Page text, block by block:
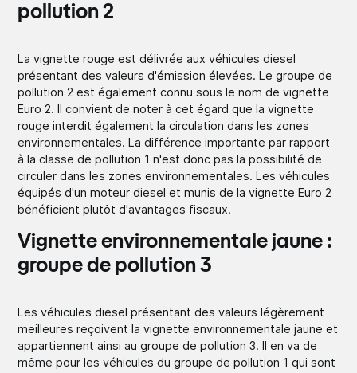
pollution 2
La vignette rouge est délivrée aux véhicules diesel
présentant des valeurs d'émission élevées. Le groupe de
pollution 2 est également connu sous le nom de vignette
Euro 2. Il convient de noter à cet égard que la vignette
rouge interdit également la circulation dans les zones
environnementales. La différence importante par rapport
à la classe de pollution 1 n'est donc pas la possibilité de
circuler dans les zones environnementales. Les véhicules
équipés d'un moteur diesel et munis de la vignette Euro 2
bénéficient plutôt d'avantages fiscaux.
Vignette environnementale jaune :
groupe de pollution 3
Les véhicules diesel présentant des valeurs légèrement
meilleures reçoivent la vignette environnementale jaune et
appartiennent ainsi au groupe de pollution 3. Il en va de
même pour les véhicules du groupe de pollution 1 qui sont